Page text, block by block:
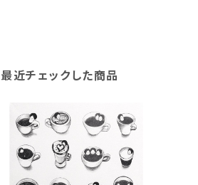
最近チェックした商品